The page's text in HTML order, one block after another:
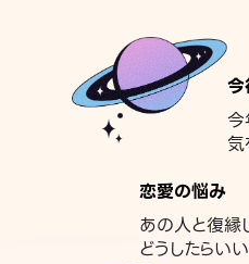
気
恋愛の悩み
あの人と復
どうしたらい